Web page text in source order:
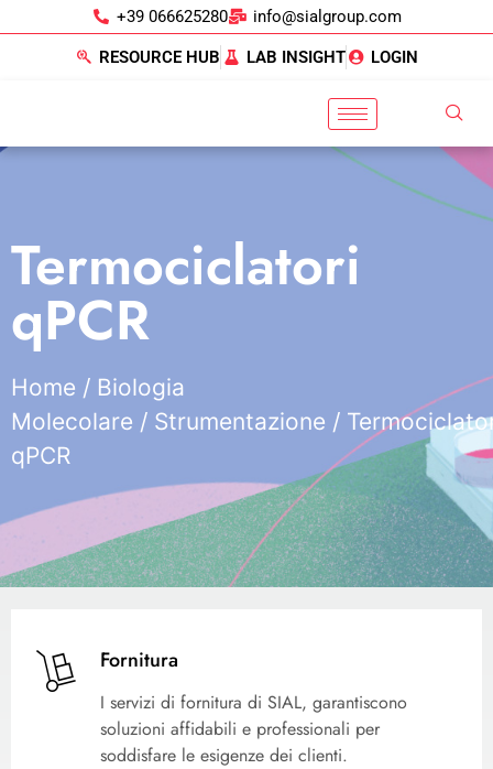
+39 066625280 info@sialgroup.com
RESOURCE HUB LAB INSIGHT LOGIN
Termociclatori
qPCR
Home / Biologia
Molecolare / Strumentazione /
qPCR
Fornitura
I servizi di fornitura di SIAL, garantiscono
soluzioni affidabili e professionali per
soddisfare le esigenze dei clienti.